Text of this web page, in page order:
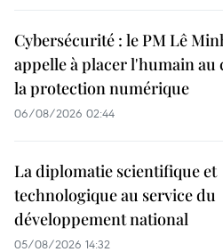
Cybersécurité : le PM Lê
appelle à placer l'humain
la protection numérique
06/08/2026 02:44
La diplomatie scientifique et
technologique au service du
développement national
05/08/2026 14:32